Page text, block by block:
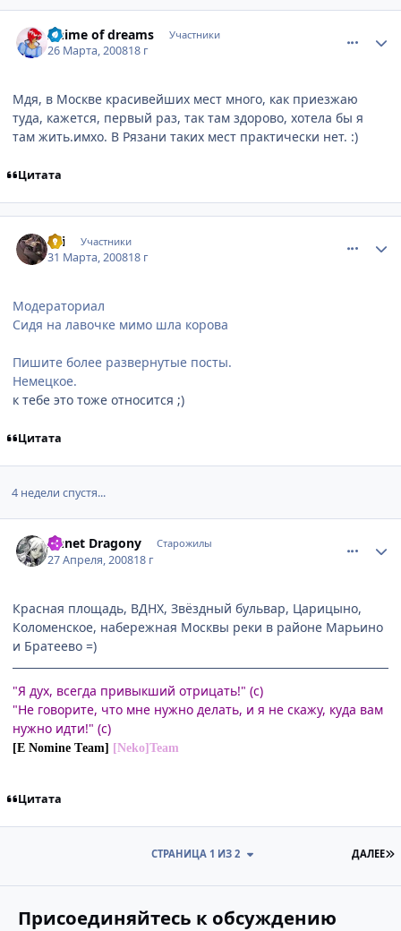
Anime of dreams Участники
26 Марта, 200818 г
Мдя, в Москве красивейших мест много, как приезжаю
туда, кажется, первый раз, так там здорово, хотела бы я
там жить.имхо. В Рязани таких мест практически нет. :)
Цитата
Sаi Участники
31 Марта, 200818 г
Модераториал
Сидя на лавочке мимо шла корова
Пишите более развернутые посты.
Немецкое.
к тебе это тоже относится ;)
Цитата
4 недели спустя...
Annet Dragony Старожилы
27 Апреля, 200818 г
Красная площадь, ВДНХ, Звёздный бульвар, Царицыно,
Коломенское, набережная Москвы реки в районе Марьино
и Братеево =)
"Я дух, всегда привыкший отрицать!" (с)
"Не говорите, что мне нужно делать, и я не скажу, куда вам
нужно идти!" (с)
[E Nomine Тeam] [Neko]Team
Цитата
ДАЛЕЕ
СТРАНИЦА 1 ИЗ 2
Присоединяйтесь к обсуждению